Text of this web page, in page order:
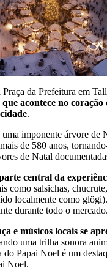
da Prefeitura em
que acontece no coração
.
imponente árvore de
de 580 anos,
de Natal
central da
como salsichas,
localmente como
durante todo o mercado.
e músicos locais se
uma trilha sonora
do Papai Noel é um
Noel.